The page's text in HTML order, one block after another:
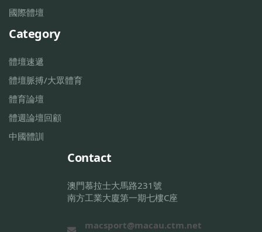
國際體壇
Category
體壇速遞
體壇脈搏/大眾體育
體育論壇
體週論壇回顧
中國體訓
Contact
澳門慕拉士大馬路231號
南方工業大廈第一期七樓C座
macsport@macau.ctm.net